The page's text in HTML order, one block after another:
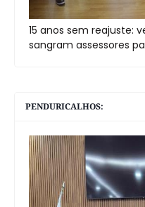
15 anos sem reajuste:
sangram assessores
PENDURICALHOS: